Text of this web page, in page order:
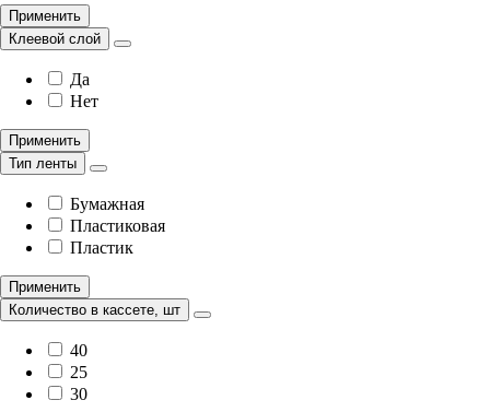
Применить
Клеевой слой
Да
Нет
Применить
Тип ленты
Бумажная
Пластиковая
Пластик
Применить
Количество в кассете, шт
40
25
30